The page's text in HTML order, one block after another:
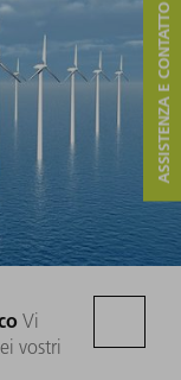
Vi
vostri
ASSISTENZA E CONTATTO